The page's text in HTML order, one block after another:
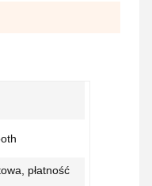
płatność